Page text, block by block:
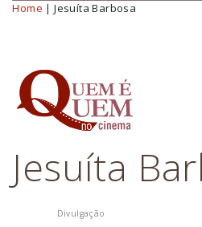
Você está aqui
Home | Jesuíta Barbosa
Jesuíta
Divulgação